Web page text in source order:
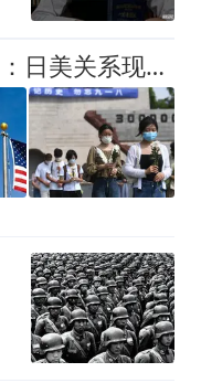
美大使缺席广岛长崎纪念：日美关系现原形，谁才是真正的受害者？